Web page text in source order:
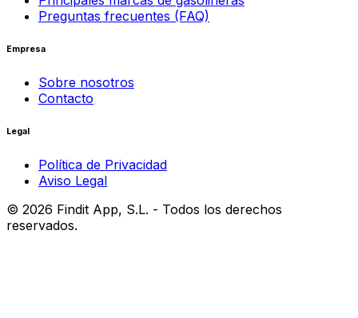
Preguntas frecuentes (FAQ)
Empresa
Sobre nosotros
Contacto
Legal
Política de Privacidad
Aviso Legal
© 2026 Findit App, S.L. - Todos los derechos
reservados.